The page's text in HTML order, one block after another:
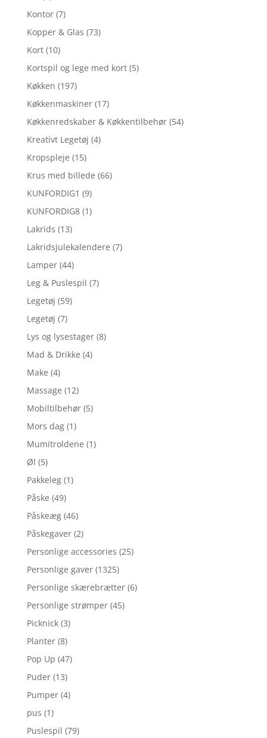
Kontor (7)
Kopper & Glas (73)
Kort (10)
Kortspil og lege med kort (5)
Køkken (197)
Køkkenmaskiner (17)
Køkkenredskaber & Køkkentilbehør (54)
Kreativt Legetøj (4)
Kropspleje (15)
Krus med billede (66)
KUNFORDIG1 (9)
KUNFORDIG8 (1)
Lakrids (13)
Lakridsjulekalendere (7)
Lamper (44)
Leg & Puslespil (7)
Legetøj (59)
Legetøj (7)
Lys og lysestager (8)
Mad & Drikke (4)
Make (4)
Massage (12)
Mobiltilbehør (5)
Mors dag (1)
Mumitroldene (1)
Øl (5)
Pakkeleg (1)
Påske (49)
Påskeæg (46)
Påskegaver (2)
Personlige accessories (25)
Personlige gaver (1325)
Personlige skærebrætter (6)
Personlige strømper (45)
Picknick (3)
Planter (8)
Pop Up (47)
Puder (13)
Pumper (4)
pus (1)
Puslespil (79)